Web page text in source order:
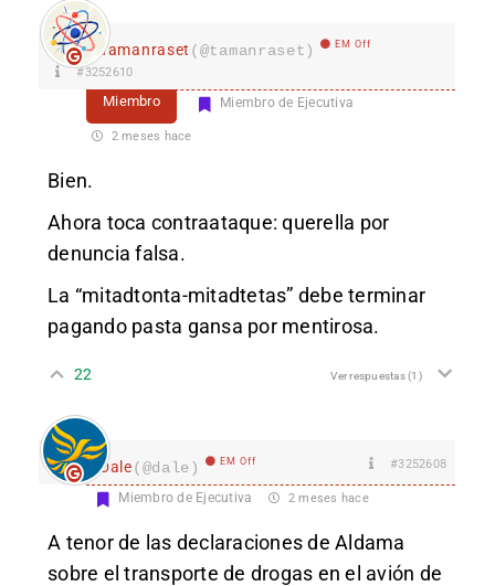
Tamanraset (@tamanraset) EM Off
#3252610
Miembro Miembro de Ejecutiva
2 meses hace
Bien.
Ahora toca contraataque: querella por
denuncia falsa.
La “mitadtonta-mitadtetas” debe terminar
pagando pasta gansa por mentirosa.
22 Ver respuestas(1)
Dale(@dale) EM Off #3252608
Miembro de Ejecutiva 2 meses hace
A tenor de las declaraciones de Aldama
sobre el transporte de drogas en el avión de